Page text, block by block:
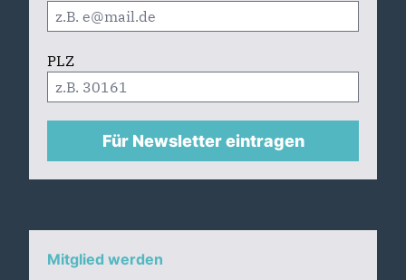
PLZ
Für Newsletter eintragen
Mitglied werden